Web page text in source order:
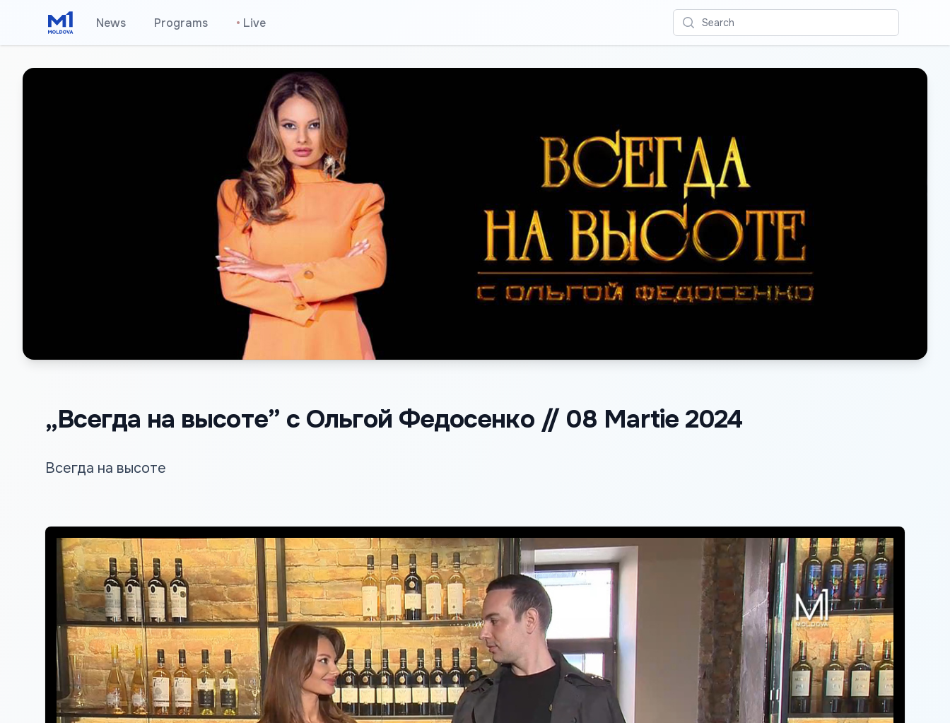
News Programs • Live Search
„Всегда на высоте” с Ольгой Федосенко // 08 Martie 2024
Всегда на высоте